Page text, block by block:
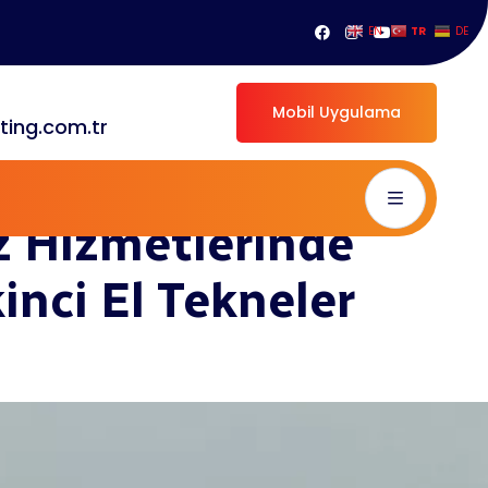
EN TR DE
Mobil Uygulama
Yachting ile Dünya Markası İkinci El Tekneler
Hizmetlerinde
El Tekneler